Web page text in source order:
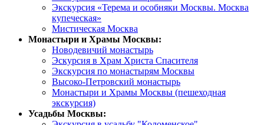
Экскурсия «Терема и особняки Москвы. Москва
купеческая»
Мистическая Москва
Монастыри и Храмы Москвы:
Новодевичий монастырь
Эскурсия в Храм Христа Спасителя
Экскурсия по монастырям Москвы
Высоко-Петровский монастырь
Монастыри и Храмы Москвы (пешеходная
экскурсия)
Усадьбы Москвы: